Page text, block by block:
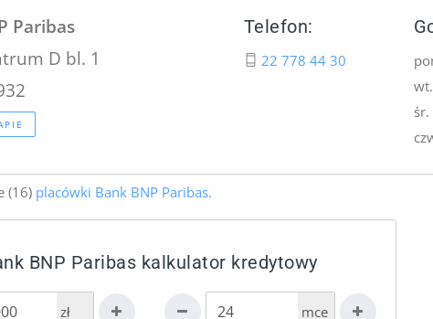
Paribas
D bl. 1
Telefon:
22 778 44 30
(16) placówki Bank BNP Paribas.
BNP Paribas kalkulator kredytowy
zł mce